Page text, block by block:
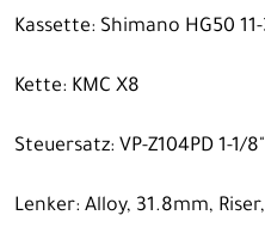
Kassette: Shimano HG50
Kette: KMC X8
Steuersatz: VP-Z104PD 1-1/
Lenker: Alloy, 31.8mm,